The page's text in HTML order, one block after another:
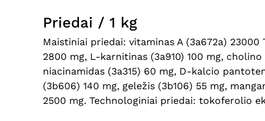
Priedai / 1 kg
Maistiniai priedai: vitaminas A (3a672a) 23000
2800 mg, L-karnitinas (3a910) 100 mg,
niacinamidas (3a315) 60 mg, D-kalcio
(3b606) 140 mg, geležis (3b106) 55 mg,
2500 mg. Technologiniai priedai: tokoferolio